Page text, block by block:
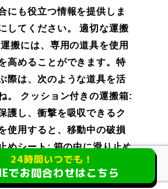
にも役立つ情報を提供しま
してください。 適切な運搬
搬には、専用の道具を使用
高めることができます。特
際は、次のような道具を活
。 クッション付きの運搬箱:
護し、衝撃を吸収できるク
使用すると、移動中の破損
めシート: 箱の中に滑り止め
、漆器が動くのを防ぎま
カート: 重たい漆器を運ぶ場
24時間いつでも！
でお問合わせはこちら